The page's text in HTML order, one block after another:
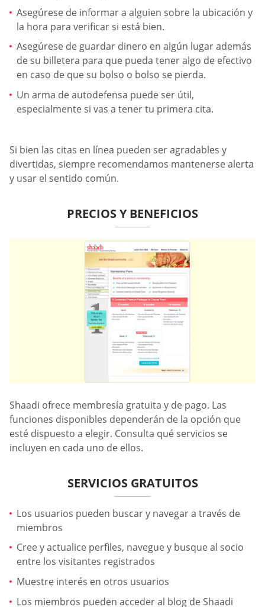
Asegúrese de informar a alguien sobre la ubicación y
la hora para verificar si está bien.
Asegúrese de guardar dinero en algún lugar además
de su billetera para que pueda tener algo de efectivo
en caso de que su bolso o bolso se pierda.
Un arma de autodefensa puede ser útil,
especialmente si vas a tener tu primera cita.
Si bien las citas en línea pueden ser agradables y
divertidas, siempre recomendamos mantenerse alerta
y usar el sentido común.
PRECIOS Y BENEFICIOS
Shaadi ofrece membresía gratuita y de pago. Las
funciones disponibles dependerán de la opción que
esté dispuesto a elegir. Consulta qué servicios se
incluyen en cada uno de ellos.
SERVICIOS GRATUITOS
Los usuarios pueden buscar y navegar a través de
miembros
Cree y actualice perfiles, navegue y busque al socio
entre los visitantes registrados
Muestre interés en otros usuarios
Los miembros pueden acceder al blog de Shaadi